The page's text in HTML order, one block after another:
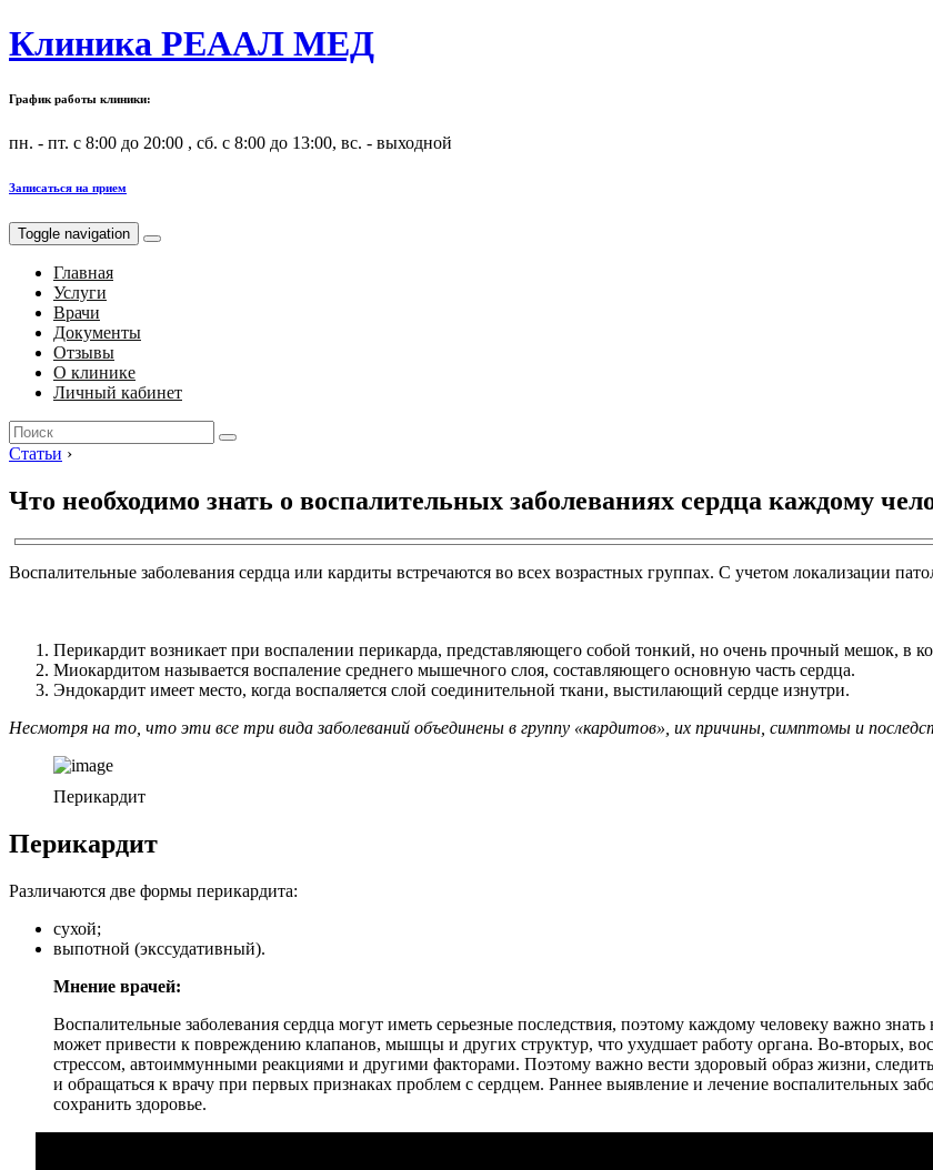
Клиника РЕААЛ МЕД
График работы клиники:
пн. - пт. с 8:00 до 20:00 , сб. с 8:00 до 13:00, вс. - выходной
Записаться на прием
Toggle navigation
Главная
Услуги
Врачи
Документы
Отзывы
О клинике
Личный кабинет
Search
for:
Статьи ›
Что необходимо знать о воспалительных заболеваниях сердца каждому
Воспалительные заболевания сердца или кардиты встречаются во всех возрастных группах. С учетом локализации
Перикардит возникает при воспалении перикарда, представляющего собой тонкий, но очень прочный мешок, в
Миокардитом называется воспаление среднего мышечного слоя, составляющего основную часть сердца.
Эндокардит имеет место, когда воспаляется слой соединительной ткани, выстилающий сердце изнутри.
Несмотря на то, что эти все три вида заболеваний объединены в группу «кардитов», их причины, симптомы и
Перикардит
Перикардит
Различаются две формы перикардита:
сухой;
выпотной (экссудативный).
Мнение врачей:
Воспалительные заболевания сердца могут иметь серьезные последствия, поэтому каждому человеку важно
может привести к повреждению клапанов, мышцы и других структур, что ухудшает работу органа. Во-вторых,
стрессом, автоиммунными реакциями и другими факторами. Поэтому важно вести здоровый образ жизни,
и обращаться к врачу при первых признаках проблем с сердцем. Раннее выявление и лечение воспалительных
сохранить здоровье.